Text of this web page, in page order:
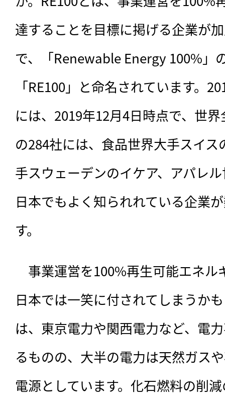
達することを目標に掲げる企業が
で、「Renewable Energy 100%」
「RE100」と命名されています。
には、2019年12月4日時点で、世
の284社には、食品世界大手スイ
手スウェーデンのイケア、アパレ
日本でもよく知られれている企業
す。
事業運営を100%再生可能エネル
日本では一笑に付されてしまうか
は、東京電力や関西電力など、電
るものの、大半の電力は天然ガス
電源としています。化石燃料の削